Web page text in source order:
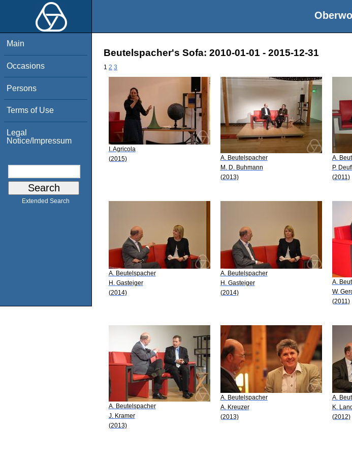
Main
Occasions
Persons
Terms of Use
Legal
Notice/Impressum
Extended Search
Beutelspacher's Sofa: 2010-01-01 - 2015-12-31
1 2 3
I. Agricola
(2015)
A. Beutelspacher
M. D. Buhmann
(2013)
A.
P.
(2011)
A. Beutelspacher
H. Gasteiger
(2014)
A. Beutelspacher
H. Gasteiger
(2014)
A.
W.
(2011)
A. Beutelspacher
J. Kramer
(2013)
A. Beutelspacher
A. Kreuzer
(2013)
A.
K.
(2012)